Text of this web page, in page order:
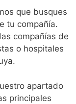
que busques
tu compañía.
compañías de
o hospitales
apartado
principales